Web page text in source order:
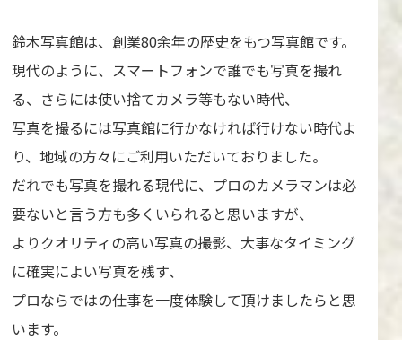
鈴木写真館は、創業80余年の歴史をもつ写真館です。
現代のように、スマートフォンで誰でも写真を撮れ
る、さらには使い捨てカメラ等もない時代、
写真を撮るには写真館に行かなければ行けない時代よ
り、地域の方々にご利用いただいておりました。
だれでも写真を撮れる現代に、プロのカメラマンは必
要ないと言う方も多くいられると思いますが、
よりクオリティの高い写真の撮影、大事なタイミング
に確実によい写真を残す、
プロならではの仕事を一度体験して頂けましたらと思
います。